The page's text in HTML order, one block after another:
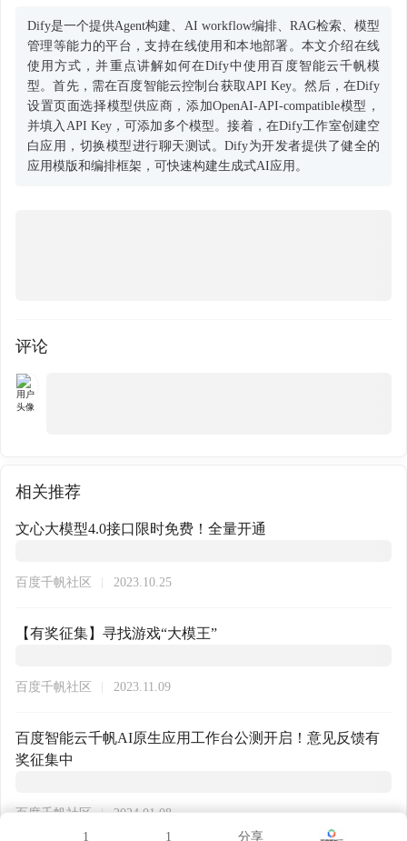
Dify是一个提供Agent构建、AI workflow编排、RAG检索、模型
管理等能力的平台，支持在线使用和本地部署。本文介绍在线
使用方式，并重点讲解如何在Dify中使用百度智能云千帆模
型。首先，需在百度智能云控制台获取API Key。然后，在Dify
设置页面选择模型供应商，添加OpenAI-API-compatible模型，
并填入API Key，可添加多个模型。接着，在Dify工作室创建空
白应用，切换模型进行聊天测试。Dify为开发者提供了健全的
应用模版和编排框架，可快速构建生成式AI应用。
评论
相关推荐
文心大模型4.0接口限时免费！全量开通
百度千帆社区 2023.10.25
【有奖征集】寻找游戏“大模王”
百度千帆社区 2023.11.09
百度智能云千帆AI原生应用工作台公测开启！意见反馈有
奖征集中
百度千帆社区
2024.01.08
1
1 分享